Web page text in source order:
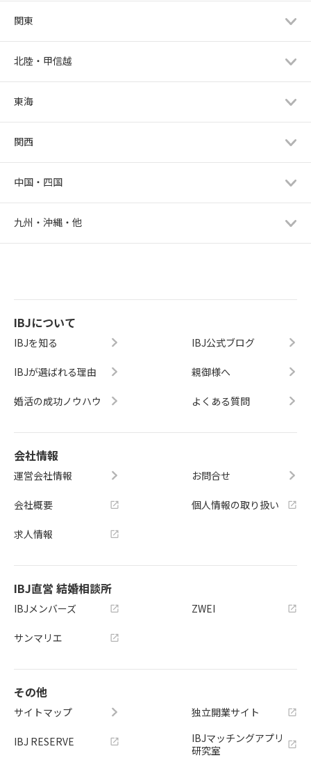
関東
北陸・甲信越
東海
関西
中国・四国
九州・沖縄・他
IBJについて
IBJを知る
IBJが選ばれる理由
婚活の成功ノウハウ
IBJ公式ブログ
親御様へ
よくある質問
会社情報
運営会社情報
会社概要
求人情報
お問合せ
個人情報の取り扱い
IBJ直営 結婚相談所
IBJメンバーズ
サンマリエ
ZWEI
その他
サイトマップ
IBJ RESERVE
独立開業サイト
IBJマッチングアプリ
研究室